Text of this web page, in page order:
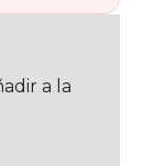
a la